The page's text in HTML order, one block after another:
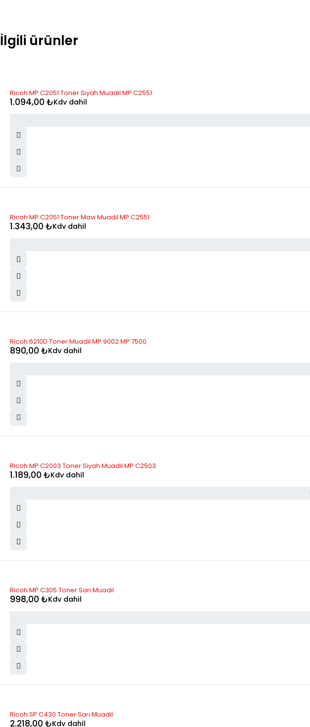
İlgili ürünler
Ricoh MP C2051 Toner Siyah Muadil MP C2551
1.094,00 ₺Kdv dahil
Ricoh MP C2051 Toner Mavi Muadil MP C2551
1.343,00 ₺Kdv dahil
Ricoh 6210D Toner Muadil MP 9002 MP 7500
890,00 ₺Kdv dahil
STOK YOK
Ricoh MP C2003 Toner Siyah Muadil MP C2503
1.189,00 ₺Kdv dahil
Ricoh MP C305 Toner Sarı Muadil
998,00 ₺Kdv dahil
STOK YOK
Ricoh SP C430 Toner Sarı Muadil
2.218,00 ₺Kdv dahil